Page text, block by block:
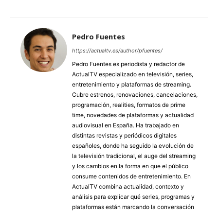
Pedro Fuentes
https://actualtv.es/author/pfuentes/
Pedro Fuentes es periodista y redactor de
ActualTV especializado en televisión, series,
entretenimiento y plataformas de streaming.
Cubre estrenos, renovaciones, cancelaciones,
programación, realities, formatos de prime
time, novedades de plataformas y actualidad
audiovisual en España. Ha trabajado en
distintas revistas y periódicos digitales
españoles, donde ha seguido la evolución de
la televisión tradicional, el auge del streaming
y los cambios en la forma en que el público
consume contenidos de entretenimiento. En
ActualTV combina actualidad, contexto y
análisis para explicar qué series, programas y
plataformas están marcando la conversación